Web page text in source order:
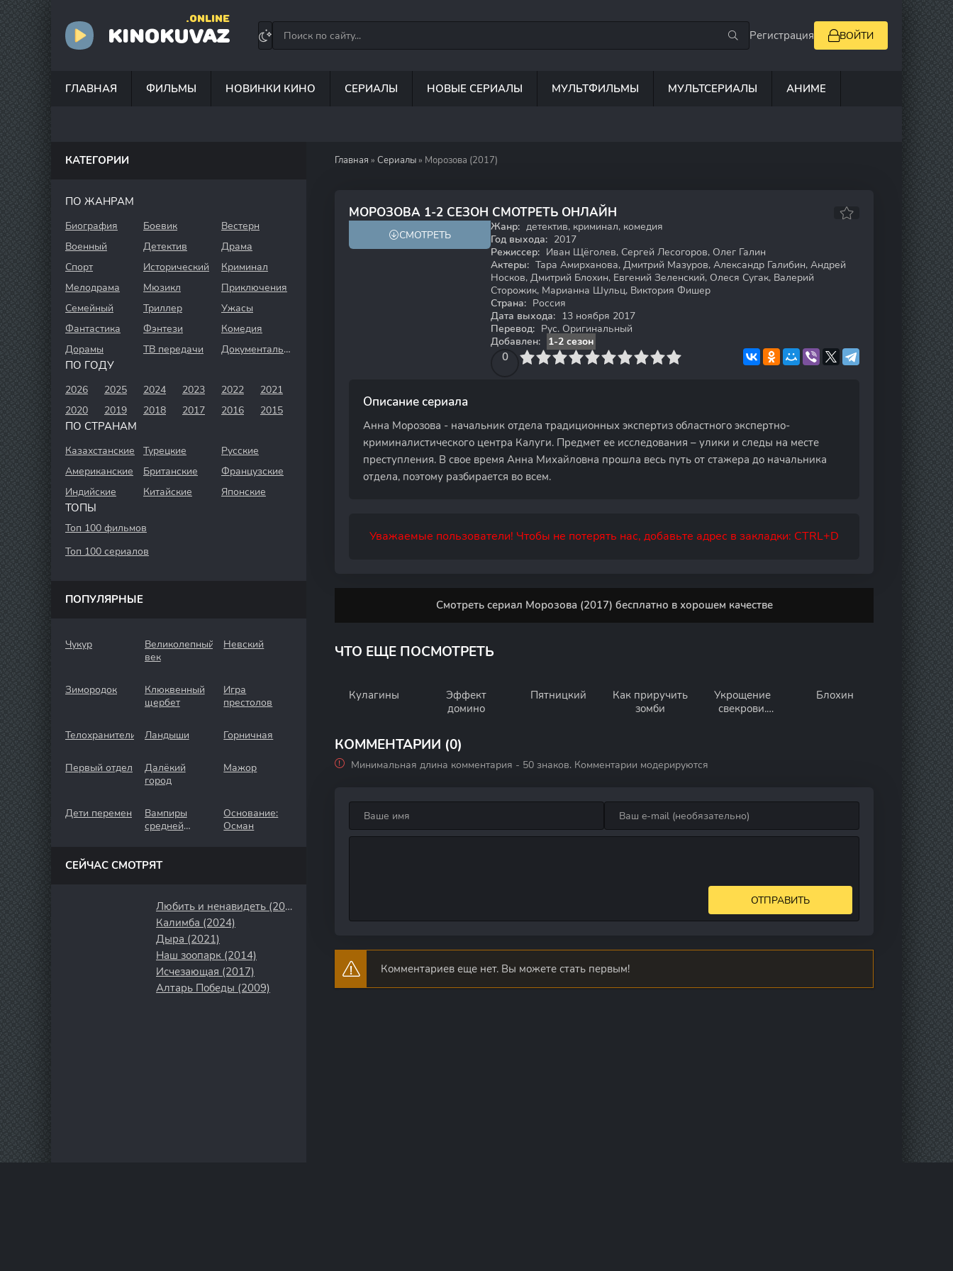
KINOKUVAZ
.ONLINE
Регистрация ВОЙТИ
ГЛАВНАЯ ФИЛЬМЫ НОВИНКИ КИНО СЕРИАЛЫ НОВЫЕ СЕРИАЛЫ МУЛЬТФИЛЬМЫ МУЛЬТСЕРИАЛЫ АНИМЕ
Главная » Сериалы » Морозова (2017)
МОРОЗОВА 1-2 СЕЗОН СМОТРЕТЬ ОНЛАЙН
6.1
СМОТРЕТЬ
Жанр: детектив, криминал, комедия
Год выхода: 2017
Режиссер: Иван Щёголев, Сергей Лесогоров, Олег Галин
Актеры: Тара Амирханова, Дмитрий Мазуров, Александр Галибин, Андрей
Носков, Дмитрий Блохин, Евгений Зеленский, Олеся Сугак, Валерий
Сторожик, Марианна Шульц, Виктория Фишер
Страна: Россия
Дата выхода: 13 ноября 2017
Перевод: Рус. Оригинальный
Добавлен:
1-2 сезон
0
4 6 7 8 9 10
Описание сериала
Анна Морозова - начальник отдела традиционных экспертиз областного экспертно-
криминалистического центра Калуги. Предмет ее исследования – улики и следы на месте
преступления. В свое время Анна Михайловна прошла весь путь от стажера до начальника
отдела, поэтому разбирается во всем.
Уважаемые пользователи! Чтобы не потерять нас, добавьте адрес в закладки: CTRL+D
Смотреть сериал Морозова (2017) бесплатно в хорошем качестве
ЧТО ЕЩЕ ПОСМОТРЕТЬ
Кулагины
Эффект
домино
Пятницкий
Как приручить
зомби
Укрощение
свекрови.
Блохин
КОММЕНТАРИИ (0)
Минимальная длина комментария - 50 знаков. Комментарии модерируются
ОТПРАВИТЬ
Комментариев еще нет. Вы можете стать первым!
КАТЕГОРИИ
ПО ЖАНРАМ
Биография Боевик
Вестерн
Военный
Детектив
Драма
Спорт
Исторический
Криминал
Мелодрама
Мюзикл
Приключения
Семейный
Триллер
Ужасы
Фантастика
Фэнтези
Комедия
Дорамы
ТВ передачи Документальный
ПО ГОДУ
2026 2025 2024 2023 2022
2021
2020
2019 2018 2017 2016 2015
ПО СТРАНАМ
Казахстанские Турецкие
Русские
Американские
Британские
Французские
Индийские
Китайские Японские
ТОПЫ
Топ 100 фильмов
Топ 100 сериалов
ПОПУЛЯРНЫЕ
Чукур
Великолепный
век
Невский
Зимородок
Клюквенный
щербет
Игра
престолов
Телохранители Ландыши Горничная
Первый отдел
Далёкий
город
Мажор
Дети перемен
Вампиры
средней
Основание:
Осман
СЕЙЧАС СМОТРЯТ
Любить и ненавидеть (2009)
Калимба (2024)
Дыра (2021)
Наш зоопарк (2014)
Исчезающая (2017)
Алтарь Победы (2009)